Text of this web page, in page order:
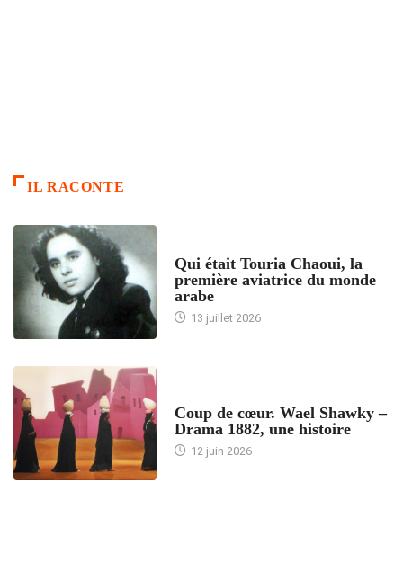
IL RACONTE
Qui était Touria Chaoui, la
première aviatrice du monde
arabe
13 juillet 2026
Coup de cœur. Wael Shawky –
Drama 1882, une histoire
12 juin 2026